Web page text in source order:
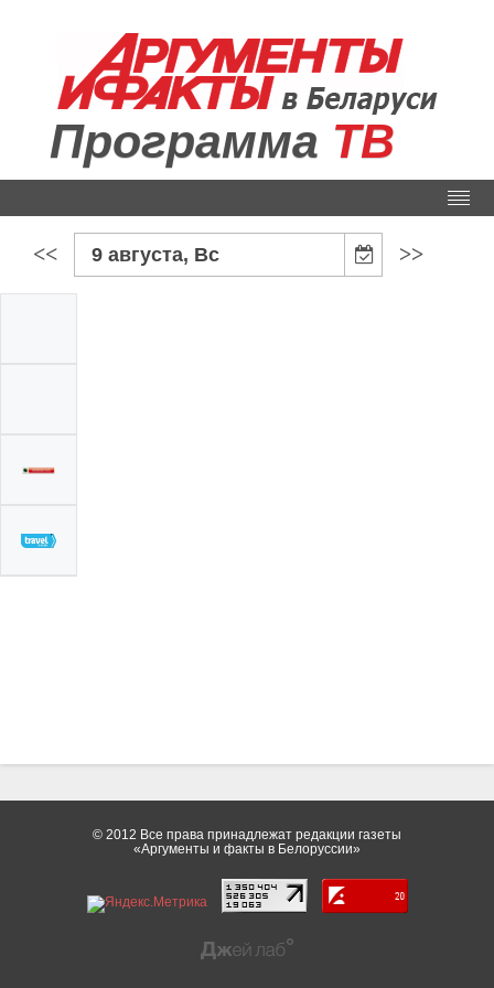
Программа ТВ
<< 9 августа, Вс >>
© 2012 Все права принадлежат редакции газеты
«Аргументы и факты в Белоруссии»